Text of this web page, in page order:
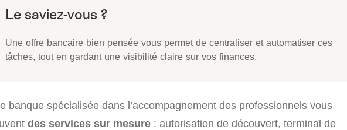
Une offre bancaire bien pensée vous permet de centraliser et automatiser ces
tâches, tout en gardant une visibilité claire sur vos finances.
banque spécialisée dans l’accompagnement des professionnels vous
des services sur mesure : autorisation de découvert, terminal de